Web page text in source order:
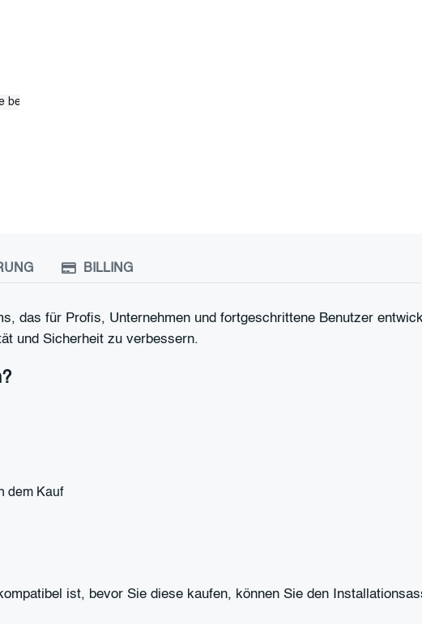
BILLING
das für Profis, Unternehmen und fortgeschrittene Benutzer
und Sicherheit zu verbessern.
dem Kauf
ist, bevor Sie diese kaufen, können Sie den